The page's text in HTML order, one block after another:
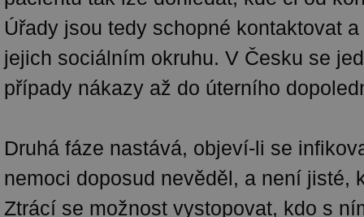
Úřady jsou tedy schopné kontaktovat
jejich sociálním okruhu. V Česku se
případy nákazy až do úterního
Druhá fáze nastává, objeví-li se
nemoci doposud nevěděl, a není jisté,
Ztrácí se možnost vystopovat, kdo s